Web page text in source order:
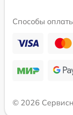
Способы
© 2026